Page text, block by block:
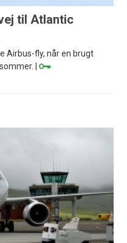
til Atlantic
Airbus-fly, når en brugt
|